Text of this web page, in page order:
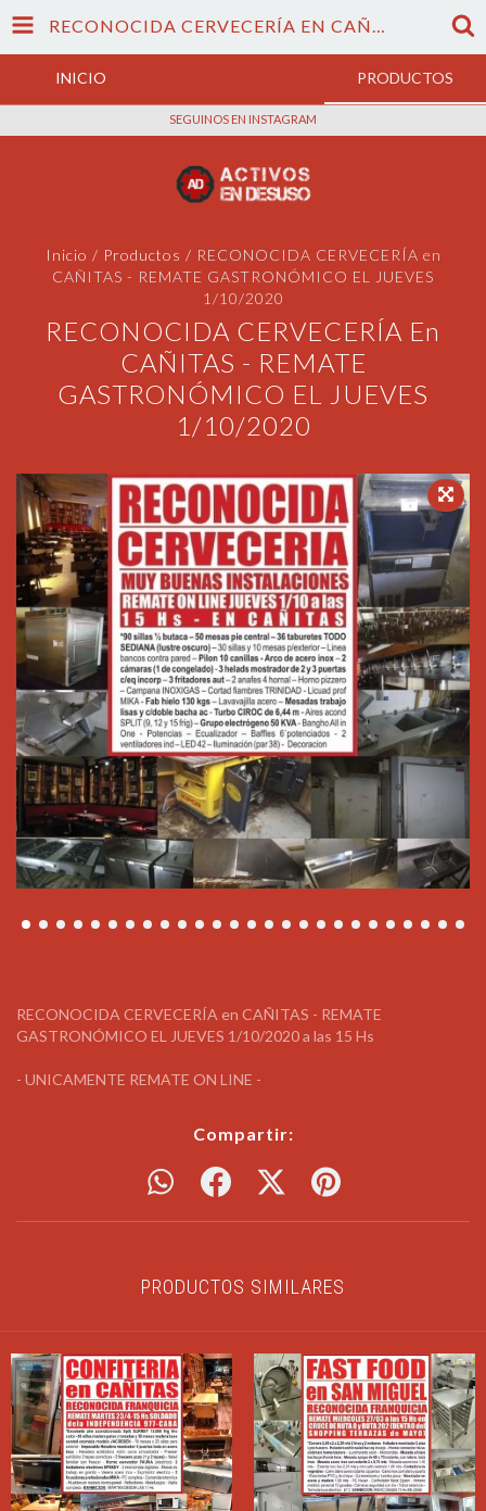
RECONOCIDA CERVECERÍA EN CAÑITAS - REMATE GASTRONÓMICO EL JUEVES 1/10/2020
INICIO PRODUCTOS
SEGUINOS EN INSTAGRAM
Inicio / Productos / RECONOCIDA CERVECERÍA en
CAÑITAS - REMATE GASTRONÓMICO EL JUEVES
1/10/2020
RECONOCIDA CERVECERÍA En
CAÑITAS - REMATE
GASTRONÓMICO EL JUEVES
1/10/2020
RECONOCIDA CERVECERÍA en CAÑITAS - REMATE
GASTRONÓMICO EL JUEVES 1/10/2020 a las 15 Hs
- UNICAMENTE REMATE ON LINE -
Compartir:
PRODUCTOS SIMILARES